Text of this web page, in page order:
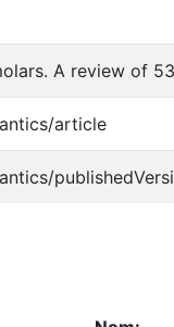
A review of
article